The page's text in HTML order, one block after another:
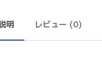
明 レビュー (0)